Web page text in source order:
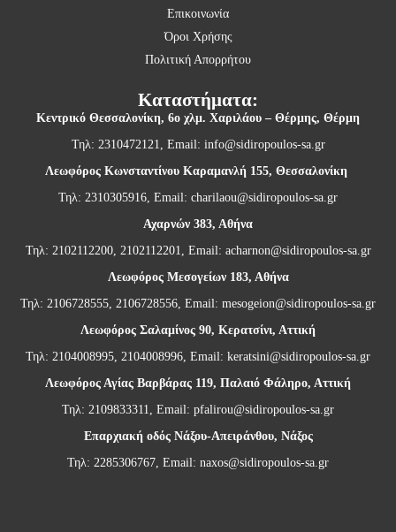
Επικοινωνία
Όροι Χρήσης
Πολιτική Απορρήτου
Καταστήματα:
Κεντρικό Θεσσαλονίκη, 6ο χλμ. Χαριλάου – Θέρμης, Θέρμη
Τηλ: 2310472121, Email: info@sidiropoulos-sa.gr
Λεωφόρος Κωνσταντίνου Καραμανλή 155, Θεσσαλονίκη
Τηλ: 2310305916, Email: charilaou@sidiropoulos-sa.gr
Αχαρνών 383, Αθήνα
Τηλ: 2102112200, 2102112201, Email: acharnon@sidiropoulos-sa.gr
Λεωφόρος Μεσογείων 183, Αθήνα
Τηλ: 2106728555, 2106728556, Email: mesogeion@sidiropoulos-sa.gr
Λεωφόρος Σαλαμίνος 90, Κερατσίνι, Αττική
Τηλ: 2104008995, 2104008996, Email: keratsini@sidiropoulos-sa.gr
Λεωφόρος Αγίας Βαρβάρας 119, Παλαιό Φάληρο, Αττική
Τηλ: 2109833311, Email: pfalirou@sidiropoulos-sa.gr
Επαρχιακή οδός Νάξου-Απειράνθου, Νάξος
Τηλ: 2285306767, Email: naxos@sidiropoulos-sa.gr